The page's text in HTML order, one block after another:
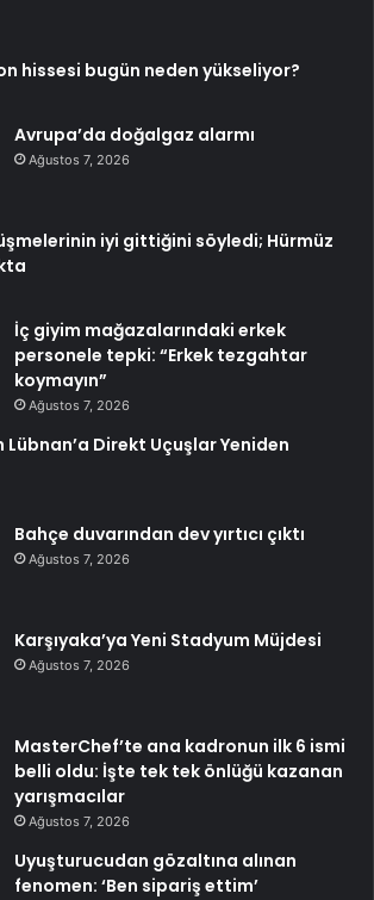
hissesi bugün neden yükseliyor?
Avrupa’da doğalgaz alarmı
Ağustos 7, 2026
iyi gittiğini söyledi; Hürmüz
İç giyim mağazalarındaki erkek
personele tepki: “Erkek tezgahtar
koymayın”
Ağustos 7, 2026
Lübnan’a Direkt Uçuşlar Yeniden
Bahçe duvarından dev yırtıcı çıktı
Ağustos 7, 2026
Karşıyaka’ya Yeni Stadyum Müjdesi
Ağustos 7, 2026
MasterChef’te ana kadronun ilk 6 ismi
belli oldu: İşte tek tek önlüğü kazanan
yarışmacılar
Ağustos 7, 2026
Uyuşturucudan gözaltına alınan
fenomen: ‘Ben sipariş ettim’